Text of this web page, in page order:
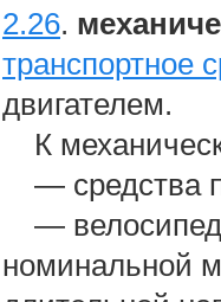
2.26.
транспортное
двигателем.
К
— средства
—
номинальной